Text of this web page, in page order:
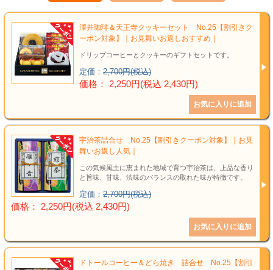
結婚引き出物
新築祝い
初盆・新盆
お中元
長寿のお祝い
澤井珈琲＆天王寺クッキーセット No.25【割引きク
ーポン対象】｜お見舞いお返しおすすめ｜
ドリップコーヒーとクッキーのギフトセットです。
定価： 2,700円(税込)
価格： 2,250円(税込 2,430円)
宇治茶詰合せ No.25【割引きクーポン対象】｜お見
舞いお返し人気｜
この気候風土に恵まれた地域で育つ宇治茶は、上品な香り
と旨味、甘味、渋味のバランスの取れた味が特徴です。
定価： 2,700円(税込)
価格： 2,250円(税込 2,430円)
ドトールコーヒー＆どら焼き 詰合せ No.25【割引